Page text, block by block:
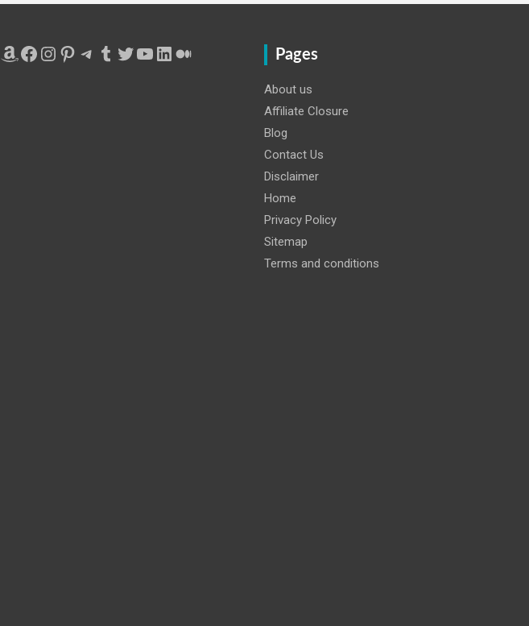
Amazon
Facebook
Instagram
Pinterest
Telegram
Tumblr
Twitter
YouTube
LinkedIn
Medium Pages
About us
Affiliate Closure
Blog
Contact Us
Disclaimer
Home
Privacy Policy
Sitemap
Terms and conditions